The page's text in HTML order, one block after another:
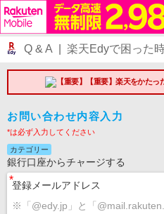
Q & A | 楽天Edyで困った
【重要】楽天をかた
お問い合わせ内容入力
*は必ず入力してください
カテゴリー
銀行口座からチャージする
登録メールアドレス
※「@edy.jp」と「
*